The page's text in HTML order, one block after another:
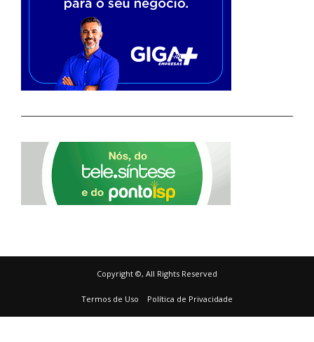
Copyright ©, All Rights Reserved
Termos de Uso Política de Privacidade